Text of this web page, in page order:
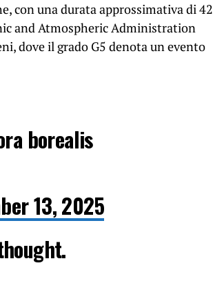
con una durata approssimativa di 42
and Atmospheric Administration
dove il grado G5 denota un evento
borealis
13, 2025